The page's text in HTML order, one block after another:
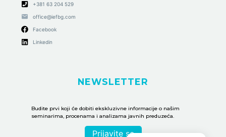
+381 63 204 529
office@iefbg.com
Facebook
Linkedin
NEWSLETTER
Budite prvi koji će dobiti ekskluzivne informacije o našim
seminarima, procenama i analizama javnih preduzeća.
Prijavite se